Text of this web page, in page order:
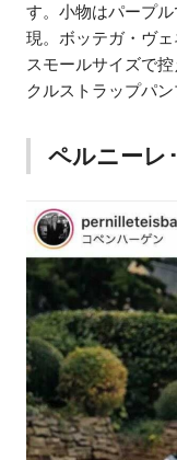
す。小物はパープ
現。ボッテガ・ヴ
スモールサイズで
クルストラップパ
ペルニーレ